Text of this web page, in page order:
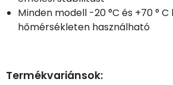
Minden modell -20 °C és +70 °
hőmérsékleten használható
Termékvariánsok: